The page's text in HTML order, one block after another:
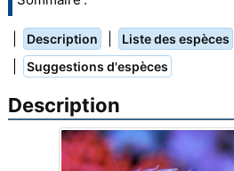
Description Liste des espèces
Suggestions d'espèces
Description